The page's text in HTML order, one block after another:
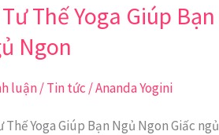
Thế Yoga Giúp Bạn
Ngon
luận /Tin tức /Ananda Yogini
Thế Yoga Giúp Bạn Ngủ Ngon Giấc ngủ